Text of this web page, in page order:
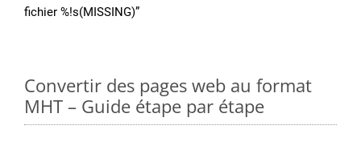
fichier %!s(MISSING)”
Convertir des pages web au format
MHT – Guide étape par étape